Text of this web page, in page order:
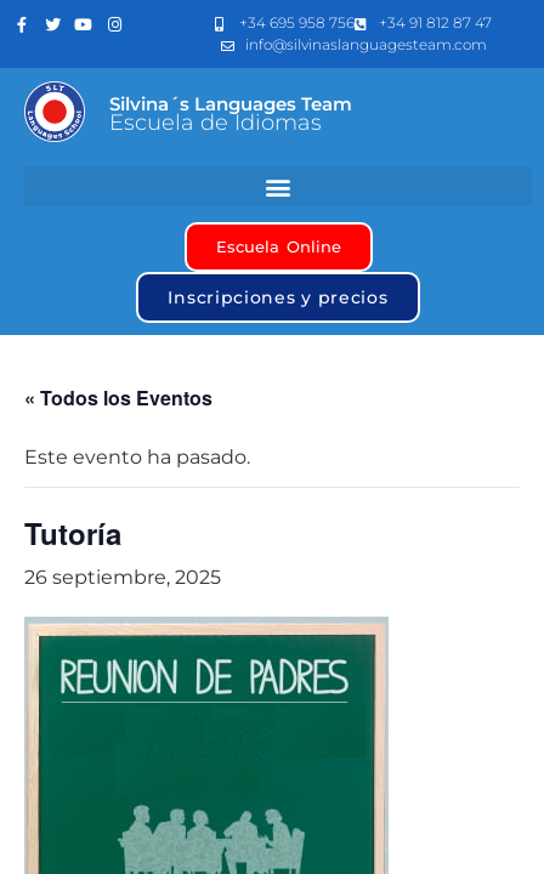
+34 695 958 756
+34 91 812 87 47
info@silvinaslanguagesteam.com
Silvina´s Languages Team
Escuela de Idiomas
Escuela Online
Inscripciones y precios
« Todos los Eventos
Este evento ha pasado.
Tutoría
26 septiembre, 2025